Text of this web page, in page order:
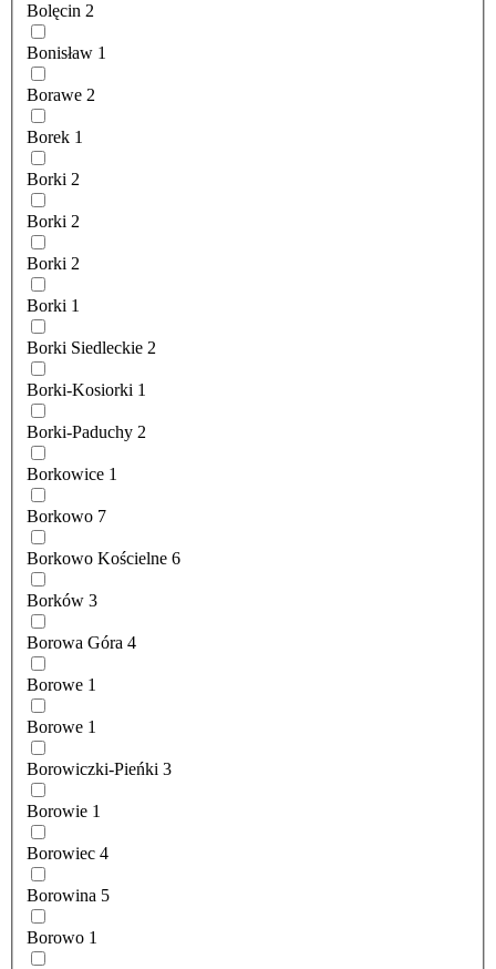
Bolęcin 2
Bonisław 1
Borawe 2
Borek 1
Borki 2
Borki 2
Borki 2
Borki 1
Borki Siedleckie 2
Borki-Kosiorki 1
Borki-Paduchy 2
Borkowice 1
Borkowo 7
Borkowo Kościelne 6
Borków 3
Borowa Góra 4
Borowe 1
Borowe 1
Borowiczki-Pieńki 3
Borowie 1
Borowiec 4
Borowina 5
Borowo 1